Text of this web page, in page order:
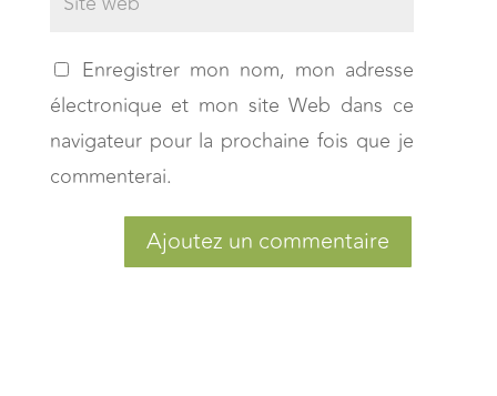
Enregistrer mon nom, mon adresse
électronique et mon site Web dans ce
navigateur pour la prochaine fois que je
commenterai.
Ajoutez un commentaire